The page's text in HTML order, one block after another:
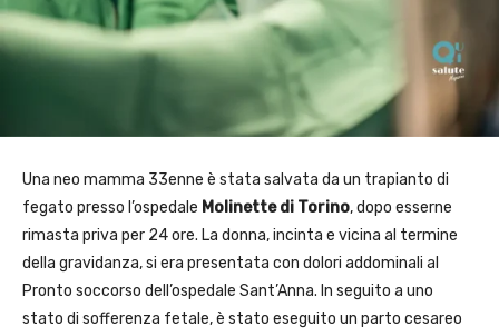
Una neo mamma 33enne è stata salvata da un trapianto di
fegato presso l’ospedale Molinette di Torino, dopo esserne
rimasta priva per 24 ore. La donna, incinta e vicina al termine
della gravidanza, si era presentata con dolori addominali al
Pronto soccorso dell’ospedale Sant’Anna. In seguito a uno
stato di sofferenza fetale, è stato eseguito un parto cesareo